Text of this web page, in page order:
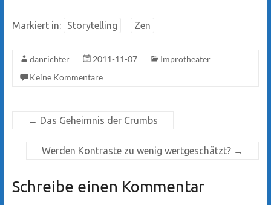
Markiert in: Storytelling Zen
danrichter 2011-11-07
Improtheater
Keine Kommentare
← Das Geheimnis der Crumbs
Werden Kontraste zu wenig wertgeschätzt? →
Schreibe einen Kommentar